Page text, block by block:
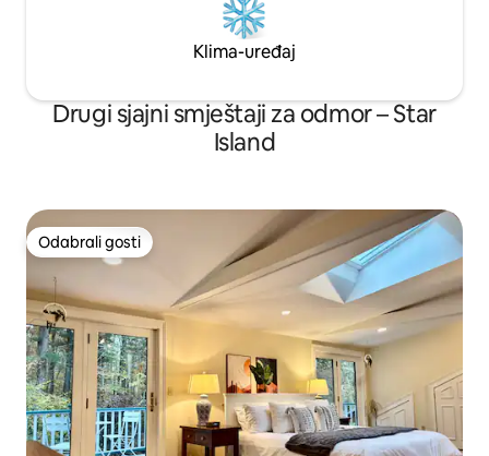
Klima-uređaj
Drugi sjajni smještaji za odmor – Star
Island
Odabrali gosti
Odabrali gosti